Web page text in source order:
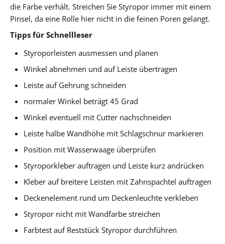
die Farbe verhält. Streichen Sie Styropor immer mit einem
Pinsel, da eine Rolle hier nicht in die feinen Poren gelangt.
Tipps für Schnellleser
Styroporleisten ausmessen und planen
Winkel abnehmen und auf Leiste übertragen
Leiste auf Gehrung schneiden
normaler Winkel beträgt 45 Grad
Winkel eventuell mit Cutter nachschneiden
Leiste halbe Wandhöhe mit Schlagschnur markieren
Position mit Wasserwaage überprüfen
Styroporkleber auftragen und Leiste kurz andrücken
Kleber auf breitere Leisten mit Zahnspachtel auftragen
Deckenelement rund um Deckenleuchte verkleben
Styropor nicht mit Wandfarbe streichen
Farbtest auf Reststück Styropor durchführen